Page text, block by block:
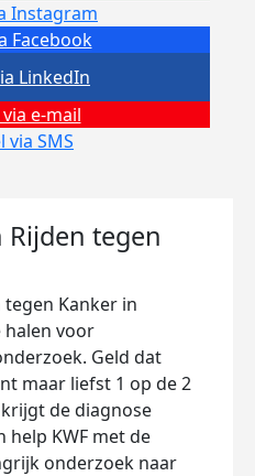
Facebook
Instagram
e-mail
via SMS
LinkedIn
Rijden tegen
tegen Kanker in
voor
Geld dat
maar liefst 1 op de 2
de diagnose
help KWF met de
onderzoek naar